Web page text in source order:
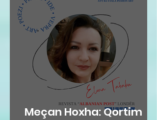
Meçan Hoxha: Qortim